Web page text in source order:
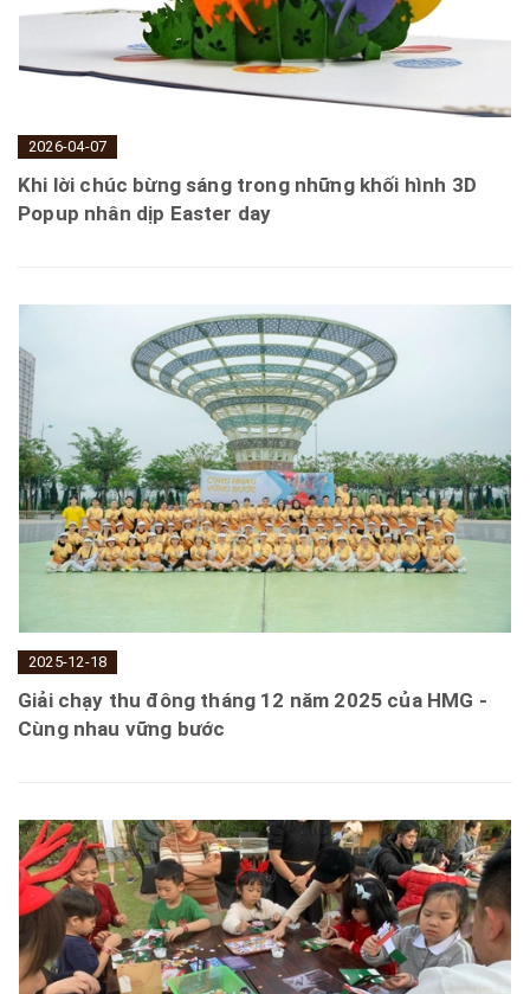
2026-04-07
Khi lời chúc bừng sáng trong những khối hình 3D
Popup nhân dịp Easter day
2025-12-18
Giải chạy thu đông tháng 12 năm 2025 của HMG -
Cùng nhau vững bước